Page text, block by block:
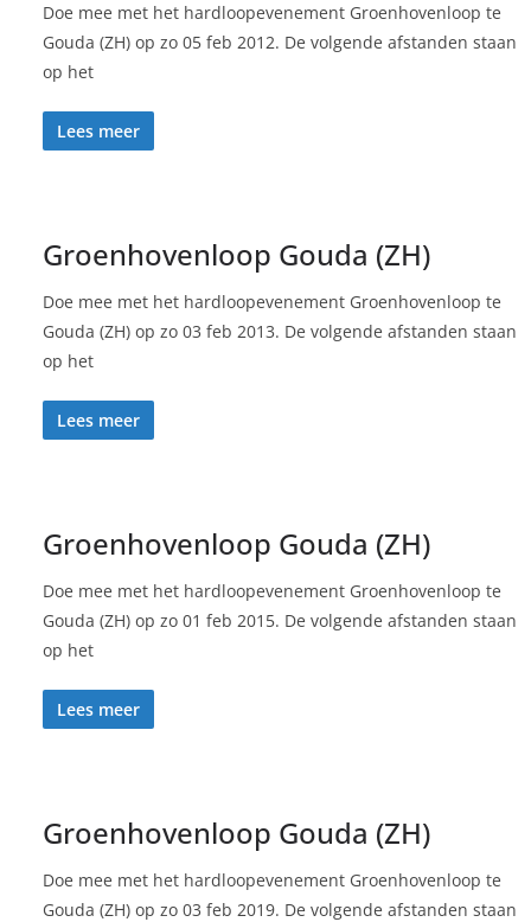
Doe mee met het hardloopevenement Groenhovenloop te
Gouda (ZH) op zo 05 feb 2012. De volgende afstanden staan
op het
Lees meer
Groenhovenloop Gouda (ZH)
Doe mee met het hardloopevenement Groenhovenloop te
Gouda (ZH) op zo 03 feb 2013. De volgende afstanden staan
op het
Lees meer
Groenhovenloop Gouda (ZH)
Doe mee met het hardloopevenement Groenhovenloop te
Gouda (ZH) op zo 01 feb 2015. De volgende afstanden staan
op het
Lees meer
Groenhovenloop Gouda (ZH)
Doe mee met het hardloopevenement Groenhovenloop te
Gouda (ZH) op zo 03 feb 2019. De volgende afstanden staan